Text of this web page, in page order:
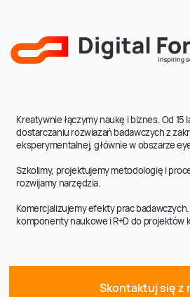
Kreatywnie łączymy naukę i biznes. Od 15
dostarczaniu rozwiazań badawczych z
eksperymentalnej, głównie w obszarze
Szkolimy, projektujemy metodologię i
rozwijamy narzędzia.
Komercjalizujemy efekty prac
komponenty naukowe i R+D do projektów
Skontaktuj się z